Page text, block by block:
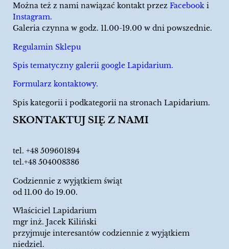
Można też z nami nawiązać kontakt przez Facebook i
Instagram.
Galeria czynna w godz. 11.00-19.00 w dni powszednie.
Regulamin Sklepu
Spis tematyczny galerii google Lapidarium.
Formularz kontaktowy.
Spis kategorii i podkategorii na stronach Lapidarium.
SKONTAKTUJ SIĘ Z NAMI
tel. +48 509601894
tel.+48 504008386
Codziennie z wyjątkiem świąt
od 11.00 do 19.00.
Właściciel Lapidarium
mgr inż. Jacek Kiliński
przyjmuje interesantów codziennie z wyjątkiem
niedziel.